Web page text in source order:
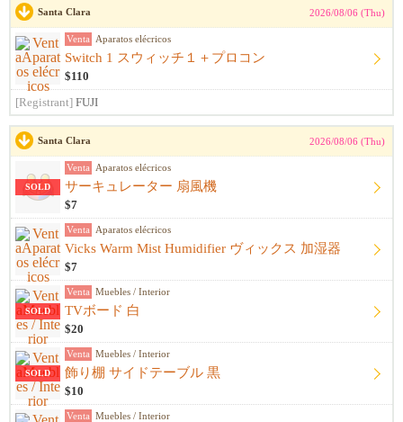
Santa Clara 2026/08/06 (Thu)
Venta Aparatos elécricos
Switch 1 スウィッチ１＋プロコン
$110
[Registrant] FUJI
Santa Clara 2026/08/06 (Thu)
SOLD
Venta Aparatos elécricos
サーキュレーター 扇風機
$7
Venta Aparatos elécricos
Vicks Warm Mist Humidifier ヴィックス 加湿器
$7
SOLD
Venta Muebles / Interior
TVボード 白
$20
SOLD
Venta Muebles / Interior
飾り棚 サイドテーブル 黒
$10
Venta Muebles / Interior